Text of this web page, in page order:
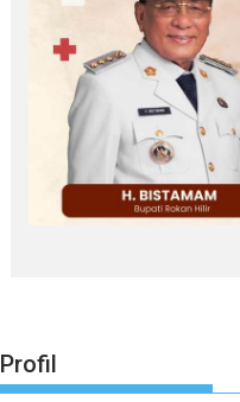
Profil